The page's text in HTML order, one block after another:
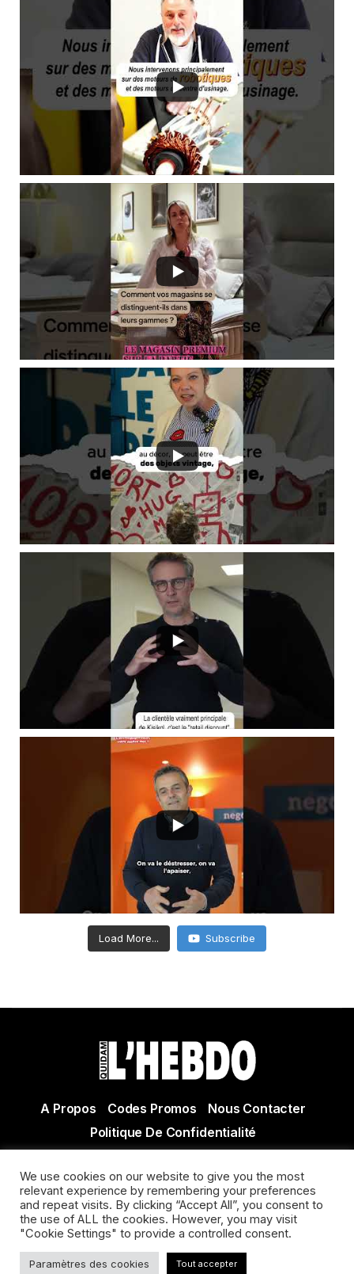
Load More... Subscribe
A Propos Codes Promos
Nous Contacter
Politique De Confidentialité
Actualité Agen - Actualité en lot et Garonne - Actualité
Villeneuve sur Lot
We use cookies on our website to give you the most
relevant experience by remembering your preferences
and repeat visits. By clicking “Accept All”, you consent to
the use of ALL the cookies. However, you may visit
"Cookie Settings" to provide a controlled consent.
Paramètres des cookies Tout accepter